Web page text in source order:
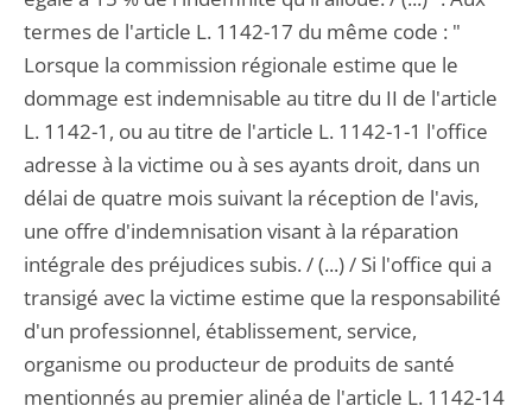
termes de l'article L. 1142-17 du même code : "
Lorsque la commission régionale estime que le
dommage est indemnisable au titre du II de l'article
L. 1142-1, ou au titre de l'article L. 1142-1-1 l'office
adresse à la victime ou à ses ayants droit, dans un
délai de quatre mois suivant la réception de l'avis,
une offre d'indemnisation visant à la réparation
intégrale des préjudices subis. / (...) / Si l'office qui a
transigé avec la victime estime que la responsabilité
d'un professionnel, établissement, service,
organisme ou producteur de produits de santé
mentionnés au premier alinéa de l'article L. 1142-14